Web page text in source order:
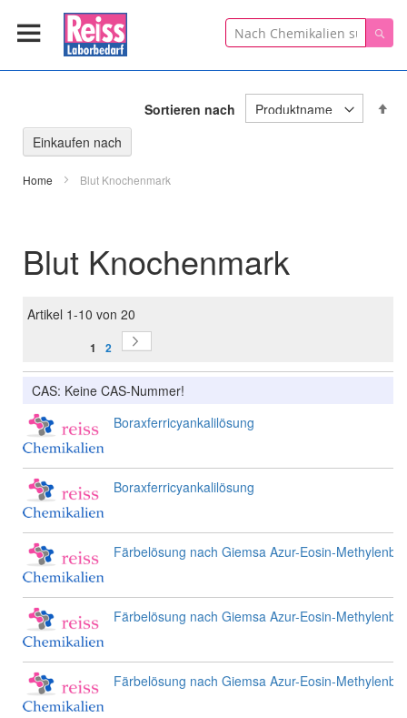
Suche
Home Blut Knochenmark
Blut Knochenmark
Artikel 1-10 von 20
Sie lesen gerade Seite
1 Seite
2
Seite
Sortieren nach
CAS: Keine CAS-Nummer!
Boraxferricyankalilösung
Boraxferricyankalilösung
Färbelösung nach Giemsa Azur-Eosin-
Färbelösung nach Giemsa Azur-Eosin-
Färbelösung nach Giemsa Azur-Eosin-
Einkaufen nach